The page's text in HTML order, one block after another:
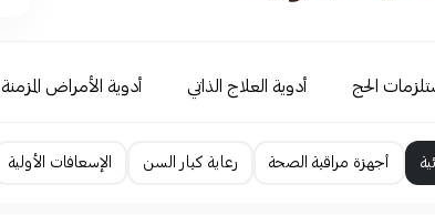
الحج أدوية العلاج الذاتي أدوية الأمراض المزمنة
أجهزة مراقبة الصحة رعاية كبار السن الإسعافات الأولية